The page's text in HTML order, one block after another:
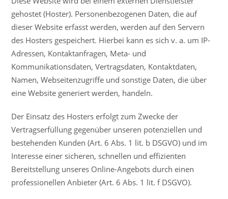
gehostet (Hoster). Personenbezogenen Daten, die auf
dieser Website erfasst werden, werden auf den Servern
des Hosters gespeichert. Hierbei kann es sich v. a. um IP-
Adressen, Kontaktanfragen, Meta- und
Kommunikationsdaten, Vertragsdaten, Kontaktdaten,
Namen, Webseitenzugriffe und sonstige Daten, die über
eine Website generiert werden, handeln.
Der Einsatz des Hosters erfolgt zum Zwecke der
Vertragserfüllung gegenüber unseren potenziellen und
bestehenden Kunden (Art. 6 Abs. 1 lit. b DSGVO) und im
Interesse einer sicheren, schnellen und effizienten
Bereitstellung unseres Online-Angebots durch einen
professionellen Anbieter (Art. 6 Abs. 1 lit. f DSGVO).